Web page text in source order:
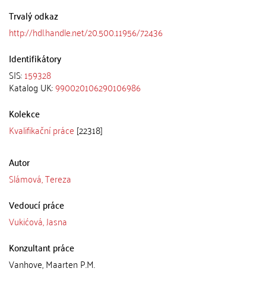
Trvalý odkaz
http://hdl.handle.net/20.500.11956/72436
Identifikátory
SIS:159328
Katalog UK:990020106290106986
Kolekce
Kvalifikační práce [22318]
Autor
Slámová, Tereza
Vedoucí práce
Vukićová, Jasna
Konzultant práce
Vanhove, Maarten P.M.